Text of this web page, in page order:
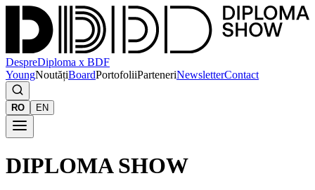
DespreDiploma x BDF
YoungNoutățiBoardPortofoliiParteneriNewsletterContact
RO EN
DIPLOMA SHOW